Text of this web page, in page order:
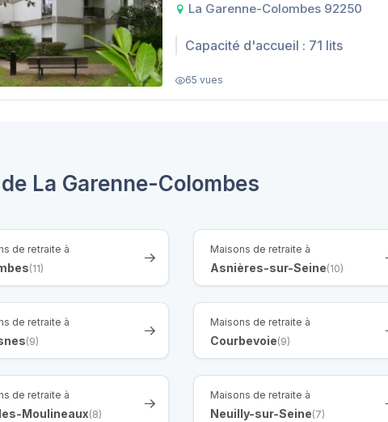
La Garenne-Colombes 92250
Capacité d'accueil : 71 lits
65 vues
La Garenne-Colombes
de retraite à
(11)
Maisons de retraite à
Asnières-sur-Seine(10)
de retraite à
(9)
Maisons de retraite à
Courbevoie(9)
de retraite à
Moulineaux(8)
Maisons de retraite à
Neuilly-sur-Seine(7)